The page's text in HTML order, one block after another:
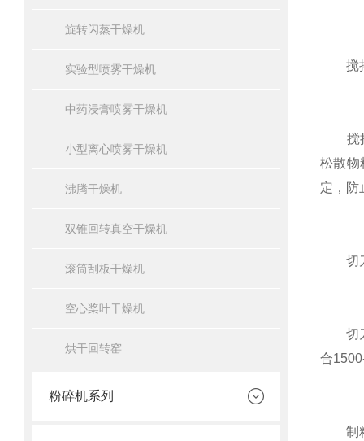
旋转闪蒸干燥机
实验型喷雾干燥机
中药浸膏喷雾干燥机
小型离心喷雾干燥机
沸腾干燥机
双锥回转真空干燥机
滚筒刮板干燥机
空心桨叶干燥机
烘干回转窑
粉碎机系列
搅拌
搅拌
松散物
定，防
切刀
切刀
合
制粒